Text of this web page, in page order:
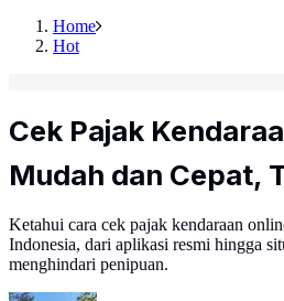
Home
Hot
Cek Pajak
Mudah dan Cepat,
Ketahui cara cek pajak kendaraan
Indonesia, dari aplikasi resmi hingga
menghindari penipuan.